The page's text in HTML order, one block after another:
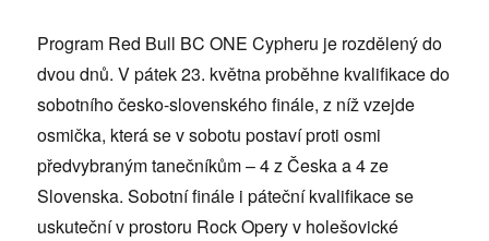
Program Red Bull BC ONE Cypheru je rozdělený do
dvou dnů. V pátek 23. května proběhne kvalifikace do
sobotního česko-slovenského finále, z níž vzejde
osmička, která se v sobotu postaví proti osmi
předvybraným tanečníkům – 4 z Česka a 4 ze
Slovenska. Sobotní finále i páteční kvalifikace se
uskuteční v prostoru Rock Opery v holešovické